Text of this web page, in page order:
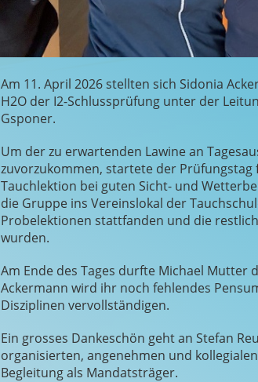
Am 11. April 2026 stellten sich Sidonia
H2O der I2-Schlussprüfung unter der
Gsponer.
Um der zu erwartenden Lawine an
zuvorzukommen, startete der
Tauchlektion bei guten Sicht- und
die Gruppe ins Vereinslokal der
Probelektionen stattfanden und die
wurden.
Am Ende des Tages durfte Michael Mutter
Ackermann wird ihr noch fehlendes
Disziplinen vervollständigen.
Ein grosses Dankeschön geht an Stefan
organisierten, angenehmen und
Begleitung als Mandatsträger.